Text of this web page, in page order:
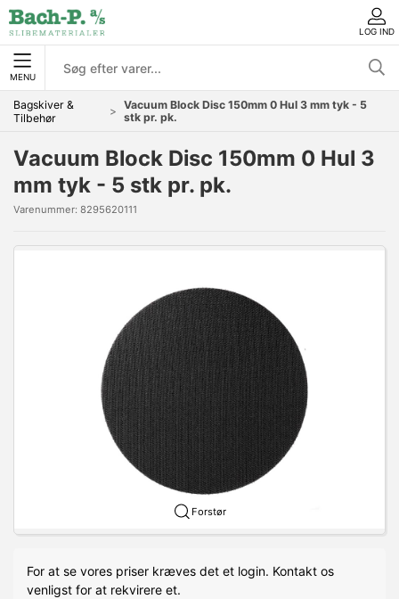
LOG IND
MENU
Bagskiver &
Tilbehør
Vacuum Block Disc 150mm 0 Hul 3 mm tyk - 5
stk pr. pk.
Vacuum Block Disc 150mm 0 Hul 3
mm tyk - 5 stk pr. pk.
Varenummer: 8295620111
Forstør
For at se vores priser kræves det et login. Kontakt os
venligst for at rekvirere et.